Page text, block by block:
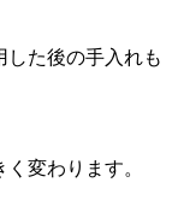
した後の手入れも
変わります。